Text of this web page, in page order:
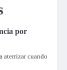
por
aterrizar cuando